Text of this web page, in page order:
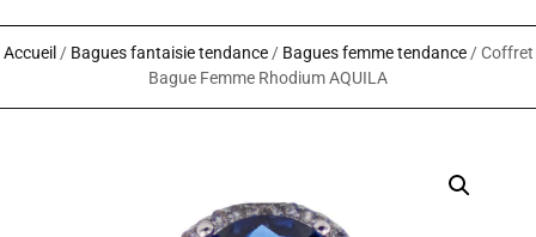
Accueil / Bagues fantaisie tendance/ Bagues femme tendance/ Coffret
Bague Femme Rhodium AQUILA